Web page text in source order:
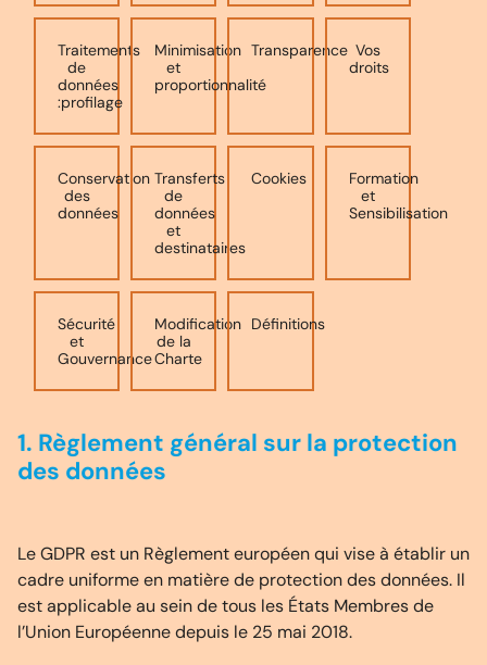
Traitements
de
données
:profilage
Minimisation
et
proportionnalité
Transparence Vos
droits
Conservation
des
données
Transferts
de
données
et
destinataires
Cookies
Formation
et
Sensibilisation
Sécurité
et
Gouvernance
Modification
de la
Charte
Définitions
1. Règlement général sur la protection
des données
Le GDPR est un Règlement européen qui vise à établir un
cadre uniforme en matière de protection des données. Il
est applicable au sein de tous les États Membres de
l’Union Européenne depuis le 25 mai 2018.